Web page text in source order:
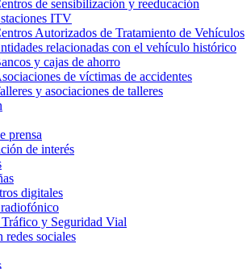
de sensibilización y reeducación
ITV
Autorizados de Tratamiento de Vehículos
relacionadas con el vehículo histórico
y cajas de ahorro
de víctimas de accidentes
y asociaciones de talleres
prensa
de interés
digitales
y Seguridad Vial
redes sociales